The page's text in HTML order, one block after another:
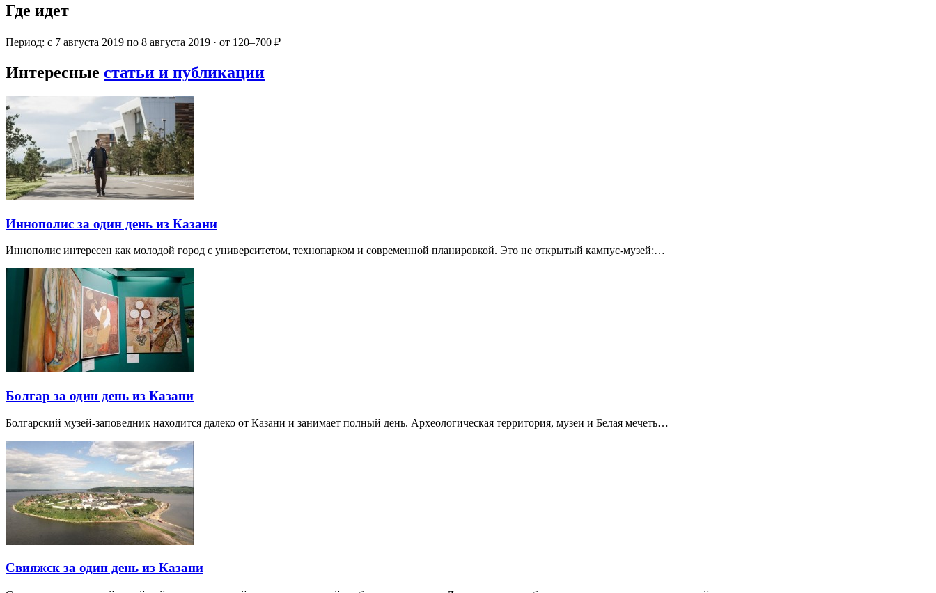
Где идет
Период: с 7 августа 2019 по 8 августа 2019 · от 120–700 ₽
Интересные статьи и публикации
Иннополис за один день из Казани
Иннополис интересен как молодой город с университетом, технопарком и современной планировкой. Это не открытый кампус-музей:…
Болгар за один день из Казани
Болгарский музей-заповедник находится далеко от Казани и занимает полный день. Археологическая территория, музеи и Белая мечеть…
Свияжск за один день из Казани